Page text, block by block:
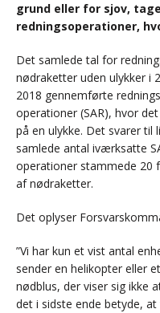
grund eller for sjov,
redningsoperationer,
Det samlede tal for
nødraketter uden ulykker i
2018 gennemførte
operationer (SAR), hvor
på en ulykke. Det svarer
samlede antal iværksatte
operationer stammede 20
af nødraketter.
Det oplyser
”Vi har kun et vist antal
sender en helikopter eller
nødblus, der viser sig ikke
det i sidste ende betyde,